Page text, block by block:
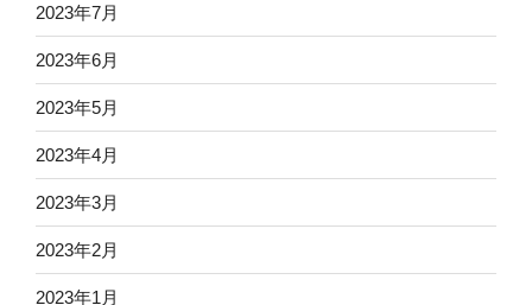
2023年7月
2023年6月
2023年5月
2023年4月
2023年3月
2023年2月
2023年1月